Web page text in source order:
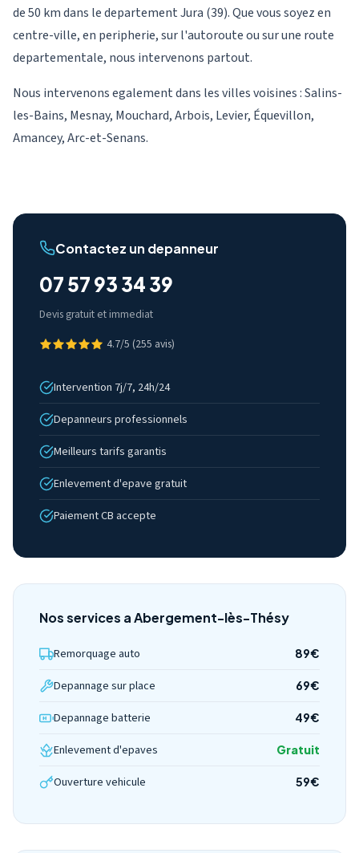
de 50 km dans le departement Jura (39). Que vous soyez en
centre-ville, en peripherie, sur l'autoroute ou sur une route
departementale, nous intervenons partout.
Nous intervenons egalement dans les villes voisines : Salins-
les-Bains, Mesnay, Mouchard, Arbois, Levier, Équevillon,
Amancey, Arc-et-Senans.
Contactez un depanneur
07 57 93 34 39
Devis gratuit et immediat
4.7/5 (255 avis)
Intervention 7j/7, 24h/24
Depanneurs professionnels
Meilleurs tarifs garantis
Enlevement d'epave gratuit
Paiement CB accepte
Nos services a Abergement-lès-Thésy
Remorquage auto 89€
Depannage sur place 69€
Depannage batterie 49€
Enlevement d'epaves Gratuit
Ouverture vehicule 59€